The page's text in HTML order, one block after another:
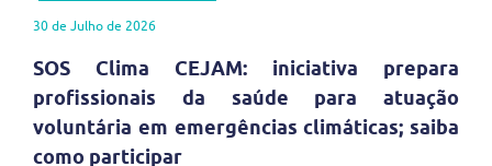
30 de Julho de 2026
SOS Clima CEJAM: iniciativa prepara
profissionais da saúde para atuação
voluntária em emergências climáticas; saiba
como participar